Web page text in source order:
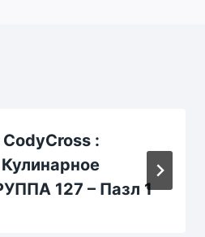
:
127 – Пазл 1